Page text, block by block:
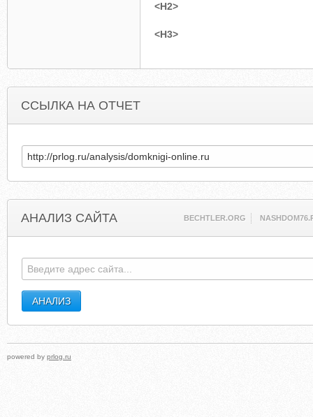
<H2>
<H3>
ССЫЛКА НА ОТЧЕТ
АНАЛИЗ САЙТА BECHTLER.ORG
powered by prlog.ru